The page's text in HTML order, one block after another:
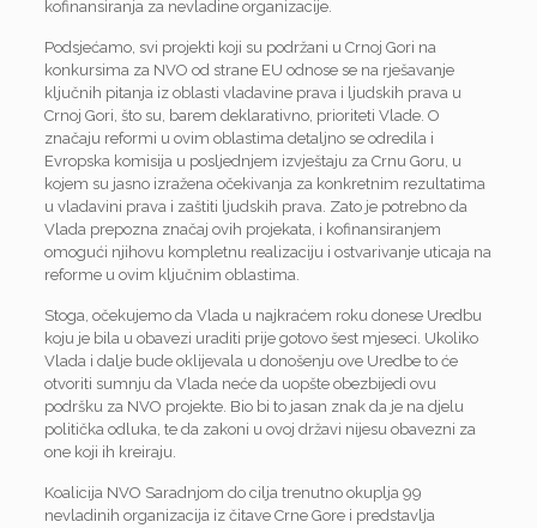
kofinansiranja za nevladine organizacije.
Podsjećamo, svi projekti koji su podržani u Crnoj Gori na
konkursima za NVO od strane EU odnose se na rješavanje
ključnih pitanja iz oblasti vladavine prava i ljudskih prava u
Crnoj Gori, što su, barem deklarativno, prioriteti Vlade. O
značaju reformi u ovim oblastima detaljno se odredila i
Evropska komisija u posljednjem izvještaju za Crnu Goru, u
kojem su jasno izražena očekivanja za konkretnim rezultatima
u vladavini prava i zaštiti ljudskih prava. Zato je potrebno da
Vlada prepozna značaj ovih projekata, i kofinansiranjem
omogući njihovu kompletnu realizaciju i ostvarivanje uticaja na
reforme u ovim ključnim oblastima.
Stoga, očekujemo da Vlada u najkraćem roku donese Uredbu
koju je bila u obavezi uraditi prije gotovo šest mjeseci. Ukoliko
Vlada i dalje bude oklijevala u donošenju ove Uredbe to će
otvoriti sumnju da Vlada neće da uopšte obezbijedi ovu
podršku za NVO projekte. Bio bi to jasan znak da je na djelu
politička odluka, te da zakoni u ovoj državi nijesu obavezni za
one koji ih kreiraju.
Koalicija NVO Saradnjom do cilja trenutno okuplja 99
nevladinih organizacija iz čitave Crne Gore i predstavlja